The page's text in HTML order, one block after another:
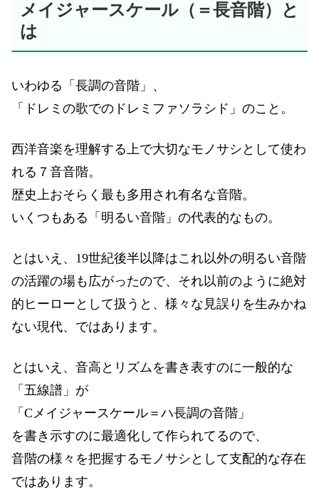
メイジャースケール（＝長音階）と
は
いわゆる「長調の音階」、
「ドレミの歌でのドレミファソラシド」のこと。
西洋音楽を理解する上で大切なモノサシとして使わ
れる７音音階。
歴史上おそらく最も多用され有名な音階。
いくつもある「明るい音階」の代表的なもの。
とはいえ、19世紀後半以降はこれ以外の明るい音階
の活躍の場も広がったので、それ以前のように絶対
的ヒーローとして扱うと、様々な見誤りを生みかね
ない現代、ではあります。
とはいえ、音高とリズムを書き表すのに一般的な
「五線譜」が
「Cメイジャースケール＝ハ長調の音階」
を書き示すのに最適化して作られてるので、
音階の様々を把握するモノサシとして支配的な存在
ではあります。